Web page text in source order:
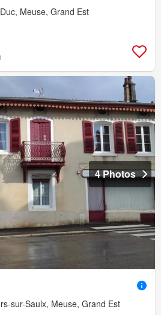
Meuse, Grand Est
4 Photos
sur-Saulx, Meuse, Grand Est